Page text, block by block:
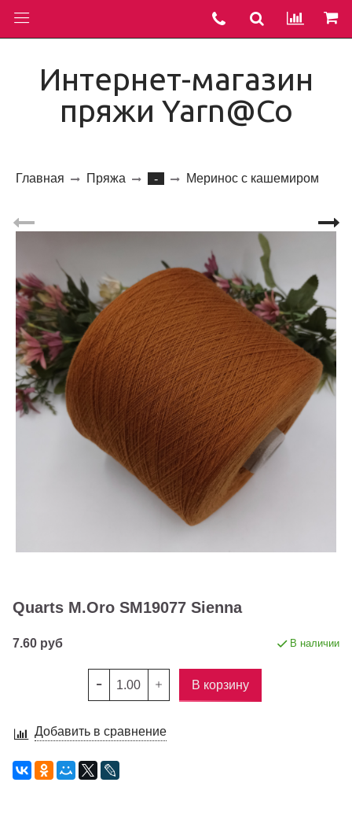
Интернет-магазин
пряжи Yarn@Co
Главная Пряжа - Меринос с кашемиром
Quarts M.Oro SM19077 Sienna
7.60 руб В наличии
В корзину
Добавить в сравнение